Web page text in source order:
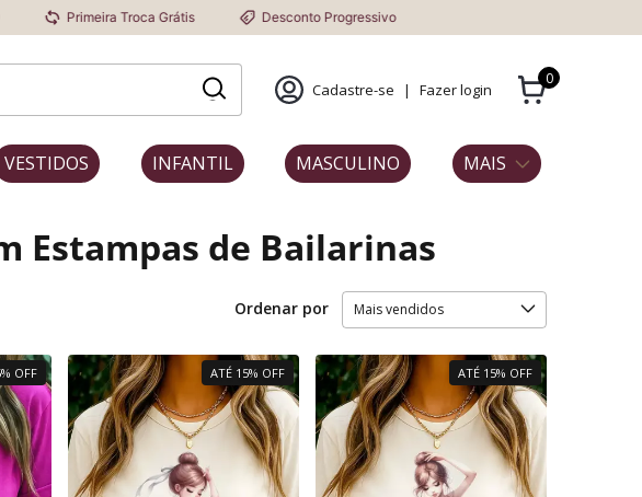
Primeira Troca Grátis Desconto Progressivo
Cadastre-se | Fazer login
0
VESTIDOS INFANTIL MASCULINO MAIS
Estampas de Bailarinas
Ordenar por
OFF ATÉ 15% OFF ATÉ 15% OFF